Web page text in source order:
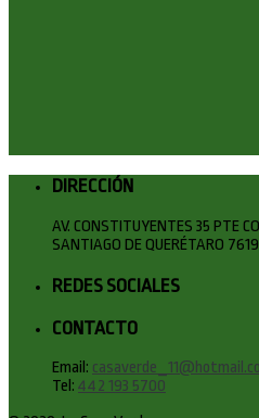
DIRECCIÓN
AV. CONSTITUYENTES 35 PTE
SANTIAGO DE QUERÉTARO
REDES SOCIALES
CONTACTO
Email:
Tel: 442 193 5700